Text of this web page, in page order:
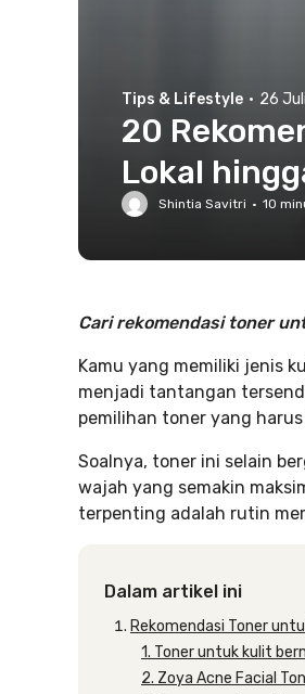
Tips & Lifestyle · 26
20
Lokal
Shintia Savitri · 10
Cari rekomendasi toner
Kamu yang memiliki jenis
menjadi tantangan
pemilihan toner yang
Soalnya, toner ini selain
wajah yang semakin
terpenting adalah rutin
Dalam artikel ini
Rekomendasi Toner
1. Toner untuk kulit
2. Zoya Acne Facial